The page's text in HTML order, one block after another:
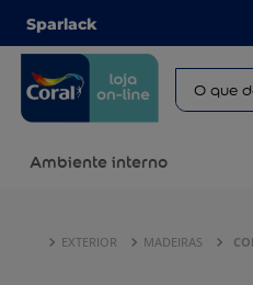
Sparlack
Ambiente interno
EXTERIOR MADEIRAS